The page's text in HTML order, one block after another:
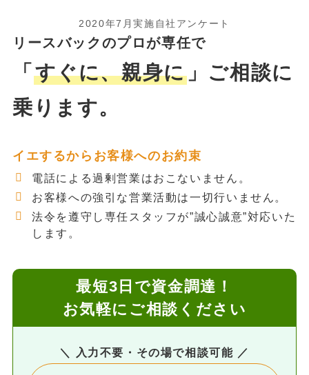
2020年7月実施自社アンケート
リースバックのプロが専任で
「 すぐに、親身に」ご相談に
乗ります。
イエするからお客様へのお約束
電話による過剰営業はおこないません。
お客様への強引な営業活動は一切行いません。
法令を遵守し専任スタッフが”誠心誠意”対応いた
します。
最短3日で資金調達！
お気軽にご相談ください
＼ 入力不要・その場で相談可能 ／